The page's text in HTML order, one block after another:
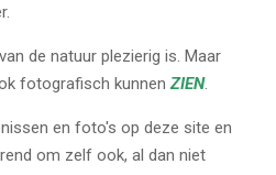
de natuur plezierig is. Maar
fotografisch kunnenZIEN.
en foto's op deze site en
om zelf ook, al dan niet